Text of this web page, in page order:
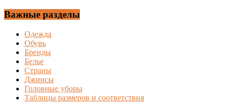
Важные разделы
Одежда
Обувь
Бренды
Белье
Страны
Джинсы
Головные уборы
Таблицы размеров и соответствия